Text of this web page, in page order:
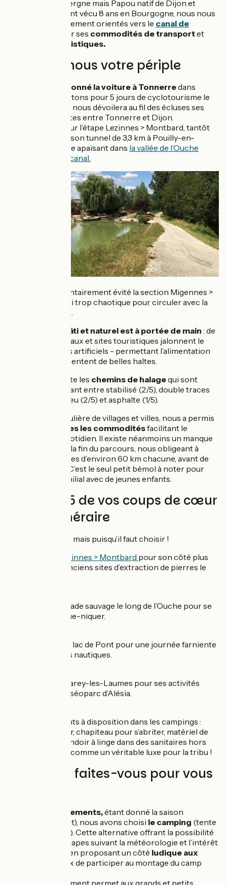
Résidant en Auvergne mais Papou natif de Dijon et
Mamounette ayant vécu 8 ans en Bourgogne, nous nous
sommes naturellement orientés vers le canal de
pour ses commodités de transportet
attraits touristiques.
Décrivez-nous votre périple
stationné la voiture à Tonnerredans
l’Yonne, nous partons pour 5 jours de cyclotourisme le
long du canal, qui nous dévoilera au fil des écluses ses
différentes facettes entre Tonnerre et Dijon.
Tantôt sauvage sur l’étape Lezinnes > Montbard, tantôt
mystérieux avec son tunnel de 3,3 km à Pouilly-en-
Auxois, ou encore apaisant dans la vallée de l’Ouche
entre rivières et canal.
Nous avons volontairement évité la section Migennes >
Tonnerre, a priori trop chaotique pour circuler avec la
remorque enfant.
patrimoine bâti et naturel est à portée de main : de
nombreux châteaux et sites touristiques jalonnent le
parcours, les lacs artificiels - permettant l’alimentation
du canal – représentent de belles haltes.
Le tracé emprunte les chemins de halagequi sont
aménagés alternant entre stabilisé (2/5), double traces
enherbés au milieu (2/5) et asphalte (1/5).
La traversée régulière de villages et villes, nous a permis
accès à toutes les commoditésfacilitant le
ravitaillement quotidien. Il existe néanmoins un manque
de campings sur la fin du parcours, nous obligeant à
enchaîner 2 étapes d’environ 60 km chacune, avant de
rejoindre Dijon. C’est le seul petit bémol à noter pour
notre voyage familial avec de jeunes enfants.
Partagez 5 de vos coups de cœur
sur cet itinéraire
Question difficile mais puisqu’il faut choisir !
Lézinnes > Montbard pour son côté plus
sauvage, et ses anciens sites d’extraction de pierres le
Point de baignade sauvage le long de l’Ouche pour se
rafraichir ou pique-niquer.
Crochet par le lac de Pont pour une journée farniente
: baignade, sports nautiques.
La ville de Venarey-les-Laumes pour ses activités
diverses et le muséoparc d’Alésia.
Les équipements à disposition dans les campings :
frigo, congélateur, chapiteau pour s’abriter, matériel de
puériculture, étendoir à linge dans des sanitaires hors
d’air. Considérés comme un véritable luxe pour la tribu !
Comment faites-vous pour vous
hébergements,étant donné la saison
touristique (juillet), nous avons choisi le camping (tente
et non bungalow). Cette alternative offrant la possibilité
de moduler les étapes suivant la météorologie et l’intérêt
touristique, tout en proposant un côté ludique aux
heureux de participer au montage du camp